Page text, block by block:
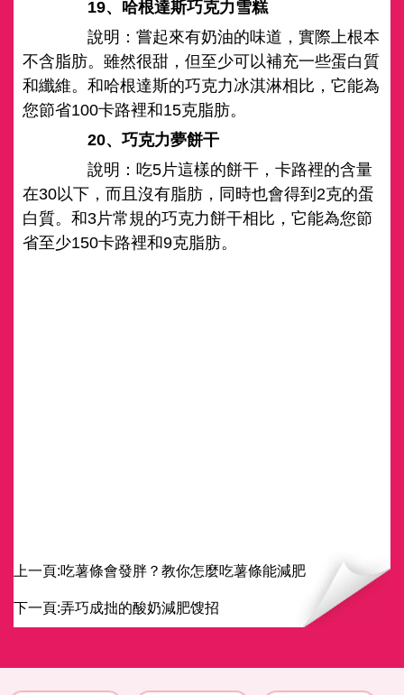
19、哈根達斯巧克力雪糕
說明：嘗起來有奶油的味道，實際上根本
不含脂肪。雖然很甜，但至少可以補充一些蛋白質
和纖維。和哈根達斯的巧克力冰淇淋相比，它能為
您節省100卡路裡和15克脂肪。
20、巧克力夢餅干
說明：吃5片這樣的餅干，卡路裡的含量
在30以下，而且沒有脂肪，同時也會得到2克的蛋
白質。和3片常規的巧克力餅干相比，它能為您節
省至少150卡路裡和9克脂肪。
上一頁:吃薯條會發胖？教你怎麼吃薯條能減肥
下一頁:弄巧成拙的酸奶減肥馊招